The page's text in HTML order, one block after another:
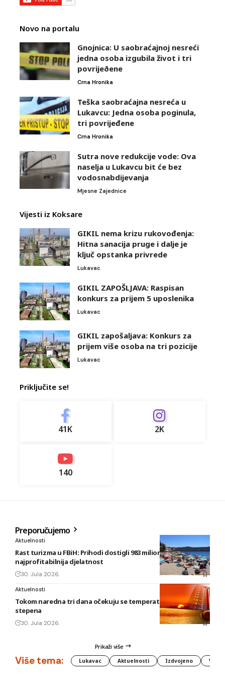
Novo na portalu
Gnojnica: U saobraćajnoj nesreći
jedna osoba izgubila život i tri
povrijeðene
Crna Hronika
Teška saobraćajna nesreća u
Lukavcu: Jedna osoba poginula,
tri povrijeđene
Crna Hronika
Sutra nove redukcije vode: Ova
naselja u Lukavcu bit će bez
vodosnabdijevanja
Mjesne Zajednice
Vijesti iz Koksare
GIKIL nema krizu rukovođenja:
Hitna sanacija pruge i dalje je
ključ opstanka privrede
Lukavac
GIKIL ZAPOŠLJAVA: Raspisan
konkurs za prijem 5 uposlenika
Lukavac
GIKIL zapošaljava: Konkurs za
prijem više osoba na tri pozicije
Lukavac
Priključite se!
41K 2K
140
Preporučujemo
Aktuelnosti
Rast turizma u FBiH: Prihodi dostigli 983 miliona KM, smještaj
najprofitabilnija djelatnost
30. Jula 2026.
Aktuelnosti
Tokom naredna tri dana očekuju se temperature do 42
stepena
30. Jula 2026.
Prikaži više
Više tema: Lukavac Aktuelnosti Izdvojeno